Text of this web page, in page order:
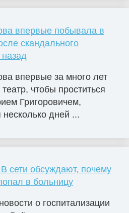
впервые побывала в
скандального
впервые за много лет
чтобы проститься
Григоровичем,
несколько дней ...
сети обсуждают, почему
в больницу
о госпитализации